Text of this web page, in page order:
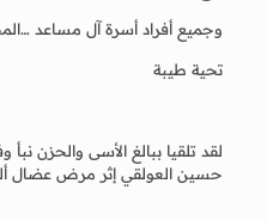
وجميع أفراد أسرة آل مساعد
تحية طيبة
لقد تلقيا ببالغ الأسى والحزن
حسين العولقي إثر مرض عضال